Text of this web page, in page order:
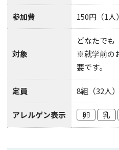
参加費 150円（1人）
対象
どなたでも
※就学前の
要です。
定員 8組（32人）
アレルゲン表示 卵 乳